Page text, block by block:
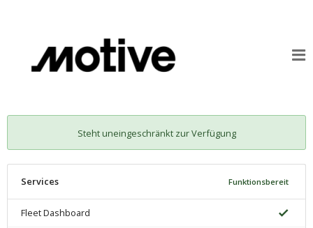
Steht uneingeschränkt zur Verfügung
Services Funktionsbereit
Fleet Dashboard